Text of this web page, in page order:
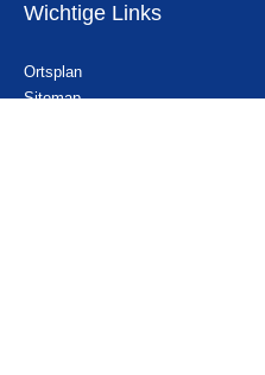
Wichtige Links
Ortsplan
Sitemap